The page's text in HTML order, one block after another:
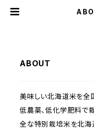
ABOUT
美味しい北海道米を全
低農薬、低化学肥料で
全な特別栽培米を北海